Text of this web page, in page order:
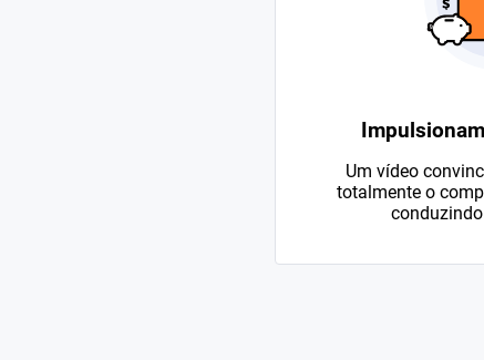
Um vídeo
totalmente o